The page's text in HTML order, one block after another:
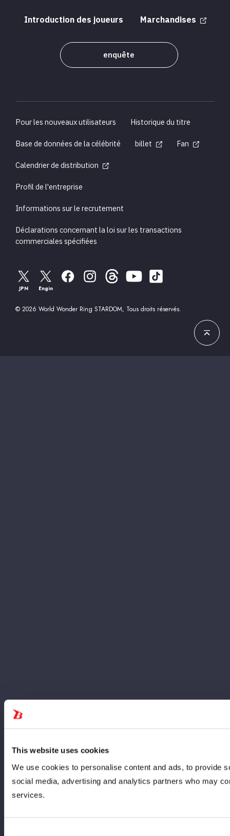
This website uses cookies
We use cookies to personalise content and ads, to provide
social media, advertising and analytics partners who may
services.
Introduction des joueurs Marchandises
enquête
Pour les nouveaux utilisateurs
Historique du titre
Base de données de la célébrité
billet
Fan
Calendrier de distribution
Profil de l'entreprise
Informations sur le recrutement
Déclarations concernant la loi sur les transactions
commerciales spécifiées
JPN Engin
© 2026 World Wonder Ring STARDOM, Tous droits réservés.